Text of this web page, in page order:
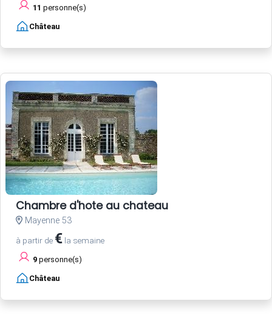
11 personne(s)
Château
Chambre d'hote au chateau
Mayenne 53
à partir de € la semaine
9 personne(s)
Château